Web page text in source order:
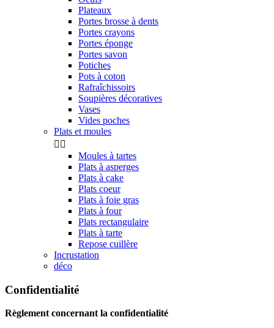
Plateaux
Portes brosse à dents
Portes crayons
Portes éponge
Portes savon
Potiches
Pots à coton
Rafraîchissoirs
Soupières décoratives
Vases
Vides poches
Plats et moules
 
Moules à tartes
Plats à asperges
Plats à cake
Plats coeur
Plats à foie gras
Plats à four
Plats rectangulaire
Plats à tarte
Repose cuillère
Incrustation
déco
Confidentialité
Règlement concernant la confidentialité